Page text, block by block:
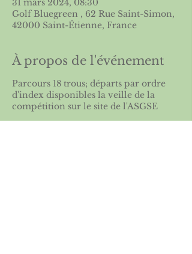
31 mars 2024, 08:30
Golf Bluegreen , 62 Rue Saint-Simon,
42000 Saint-Étienne, France
À propos de l'événement
Parcours 18 trous; départs par ordre
d'index disponibles la veille de la
compétition sur le site de l'ASGSE